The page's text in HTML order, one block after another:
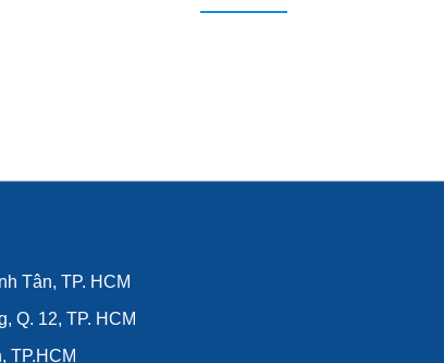
Tân, TP. HCM
Q. 12, TP. HCM
TP.HCM